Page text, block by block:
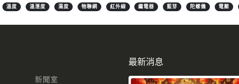
溫度 溫溼度 濕度 物聯網 紅外線 繼電器 藍芽 陀螺儀 電壓
新聞室
最新消息